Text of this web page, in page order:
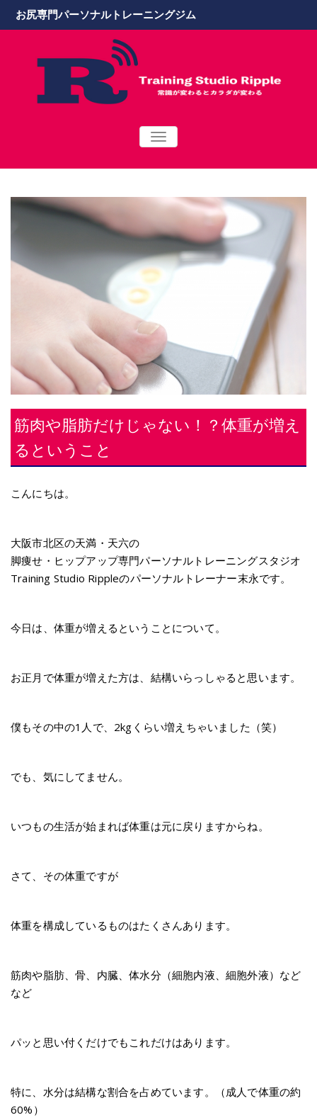
お尻専門パーソナルトレーニングジム
TOGGLE
NAVIGATION
筋肉や脂肪だけじゃない！？体重が増え
るということ
こんにちは。
大阪市北区の天満・天六の
脚痩せ・ヒップアップ専門パーソナルトレーニングスタジオ
Training Studio Rippleのパーソナルトレーナー末永です。
今日は、体重が増えるということについて。
お正月で体重が増えた方は、結構いらっしゃると思います。
僕もその中の1人で、2kgくらい増えちゃいました（笑）
でも、気にしてません。
いつもの生活が始まれば体重は元に戻りますからね。
さて、その体重ですが
体重を構成しているものはたくさんあります。
筋肉や脂肪、骨、内臓、体水分（細胞内液、細胞外液）など
など
パッと思い付くだけでもこれだけはあります。
特に、水分は結構な割合を占めています。（成人で体重の約
60%）